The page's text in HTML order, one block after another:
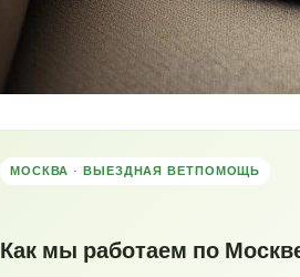
МОСКВА · ВЫЕЗДНАЯ ВЕТПОМОЩЬ
Как мы работаем по